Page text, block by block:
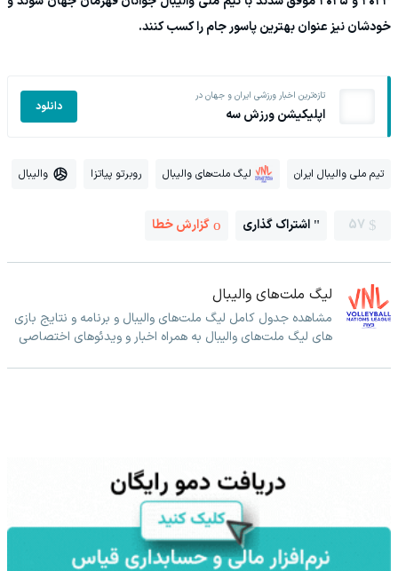
خودشان نیز عنوان بهترین پاسور جام را کسب کنند.
تازه‌ترین اخبار ورزشی ایران و جهان در
اپلیکیشن ورزش سه دانلود
تیم ملی والیبال ایران لیگ ملت‌های والیبال روبرتو پیاتزا والیبال
57 اشتراک گذاری گزارش خطا
لیگ ملت‌های والیبال
مشاهده جدول کامل لیگ ملت‌های والیبال و برنامه و نتایج بازی
های لیگ ملت‌های والیبال به همراه اخبار و ویدئوهای اختصاصی